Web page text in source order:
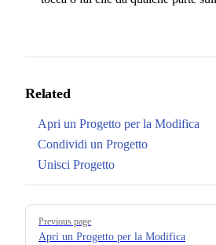
Related
Apri un Progetto per la Modifica
Condividi un Progetto
Unisci Progetto
Pager
Previous page
Apri un Progetto per la Modifica